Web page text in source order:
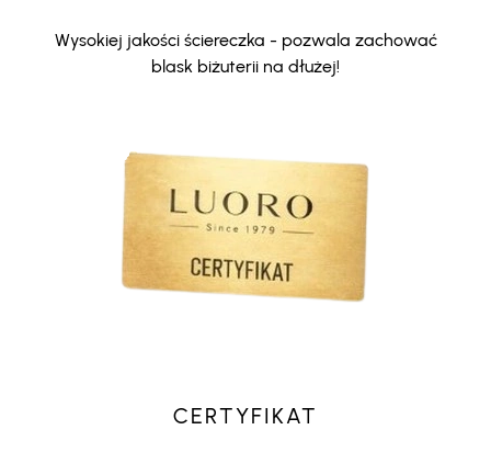
Wysokiej jakości ściereczka - pozwala zachować
blask biżuterii na dłużej!
CERTYFIKAT